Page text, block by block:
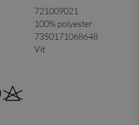
721009021
100% polyester
7350171068648
Vit